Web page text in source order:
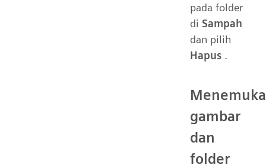
pada folder
di Sampah
dan pilih
Hapus .
gambar
dan
folder